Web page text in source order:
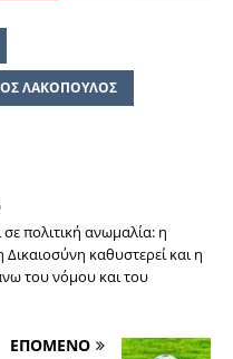
ΛΑΚΟΠΟΥΛΟΣ
πολιτική ανωμαλία: η
Δικαιοσύνη καθυστερεί και η
του νόμου και του
ΕΠΟΜΕΝΟ